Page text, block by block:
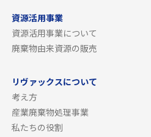
資源活用事業
資源活用事業について
廃棄物由来資源の販売
リヴァックスについて
考え方
産業廃棄物処理事業
私たちの役割